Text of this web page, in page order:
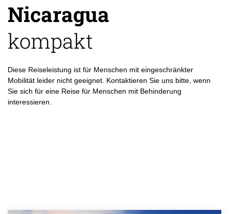
Nicaragua
kompakt
Diese Reiseleistung ist für Menschen mit eingeschränkter
Mobilität leider nicht geeignet. Kontaktieren Sie uns bitte, wenn
Sie sich für eine Reise für Menschen mit Behinderung
interessieren.